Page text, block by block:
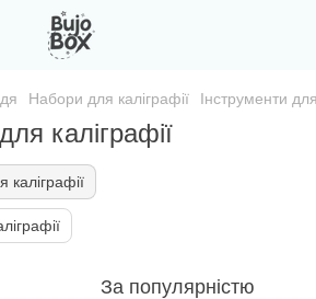
Набори для каліграфії Інструменти
каліграфії
каліграфії
За популярністю